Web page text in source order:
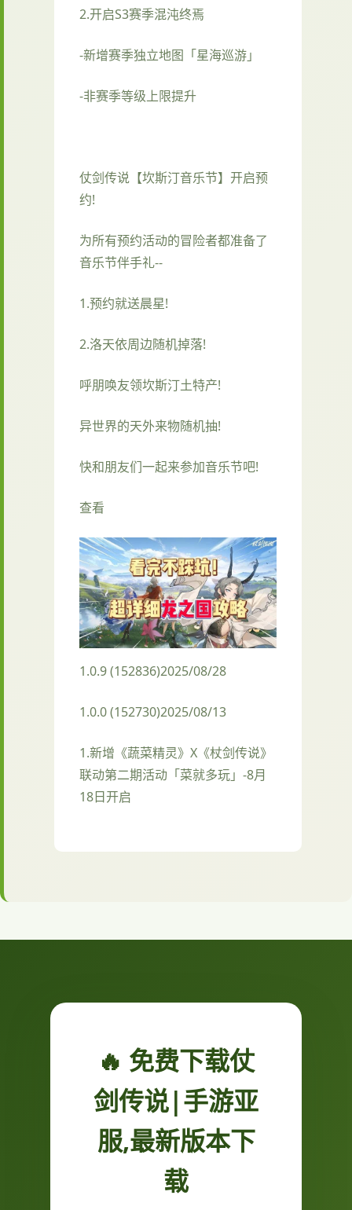
2.开启S3赛季混沌终焉
-新增赛季独立地图「星海巡游」
-非赛季等级上限提升
仗剑传说【坎斯汀音乐节】开启预
约!
为所有预约活动的冒险者都准备了
音乐节伴手礼--
1.预约就送晨星!
2.洛天依周边随机掉落!
呼朋唤友领坎斯汀土特产!
异世界的天外来物随机抽!
快和朋友们一起来参加音乐节吧!
查看
1.0.9 (152836)2025/08/28
1.0.0 (152730)2025/08/13
1.新增《蔬菜精灵》X《杖剑传说》
联动第二期活动「菜就多玩」-8月
18日开启
🔥 免费下载仗
剑传说|手游亚
服,最新版本下
载